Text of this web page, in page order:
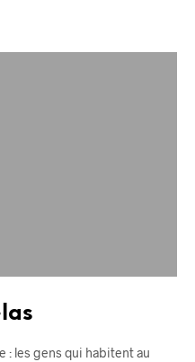
: les gens qui habitent au